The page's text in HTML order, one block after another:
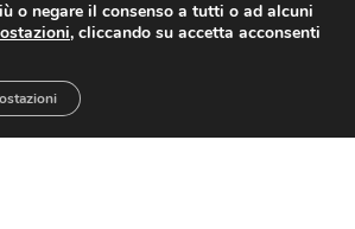
Energia: Confesercenti, maxi-bolletta da 11 miliardi in arrivo per le piccole imprese di turismo e terziario
ART. 1, DL 152/2021 – MANUALE OPERATIVO PER I BENEFICIARI – MISURA 1 – COMPONENTE 3 – MISURA 4.2.1
o negare il consenso a tutti o ad alcuni
, cliccando su accetta acconsenti